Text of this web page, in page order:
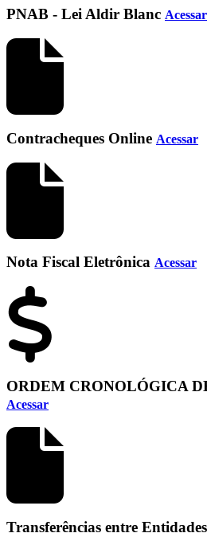
PNAB - Lei Aldir Blanc Acessar
Contracheques Online Acessar
Nota Fiscal Eletrônica Acessar
ORDEM CRONOLÓGICA
Acessar
Transferências entre Entidades